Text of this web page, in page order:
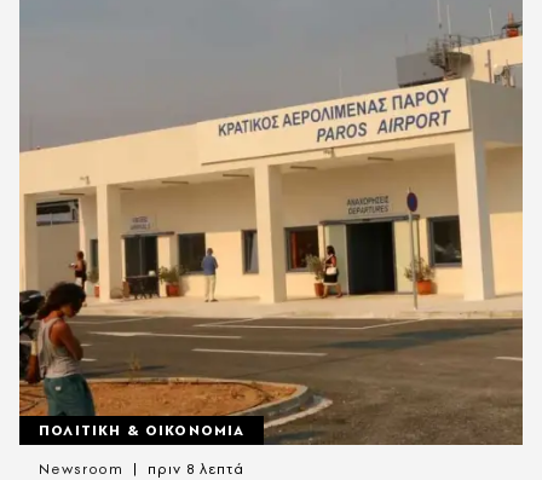
ΠΟΛΙΤΙΚΗ & ΟΙΚΟΝΟΜΙΑ
Newsroom πριν 8 λεπτά